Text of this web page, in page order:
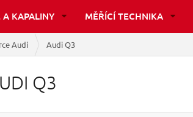
A KAPALINY MĚŘÍCÍ TECHNIKA
Audi Audi Q3
Q3